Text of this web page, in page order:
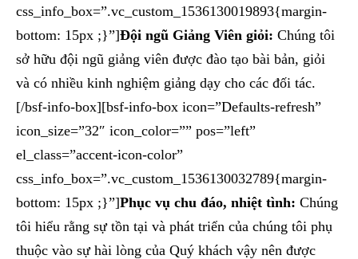
css_info_box=”.vc_custom_1536130019893{margin-
bottom: 15px ;}”]Đội ngũ Giảng Viên giỏi: Chúng tôi
sở hữu đội ngũ giảng viên được đào tạo bài bản, giỏi
và có nhiều kinh nghiệm giảng dạy cho các đối tác.
[/bsf-info-box][bsf-info-box icon=”Defaults-refresh”
icon_size=”32″ icon_color=”” pos=”left”
el_class=”accent-icon-color”
css_info_box=”.vc_custom_1536130032789{margin-
bottom: 15px ;}”]Phục vụ chu đáo, nhiệt tình: Chúng
tôi hiểu rằng sự tồn tại và phát triển của chúng tôi phụ
thuộc vào sự hài lòng của Quý khách vậy nên được